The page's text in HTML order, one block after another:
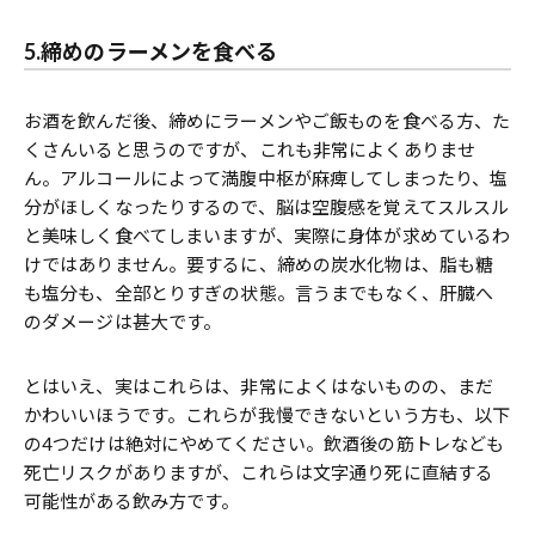
5.締めのラーメンを食べる
お酒を飲んだ後、締めにラーメンやご飯ものを食べる方、た
くさんいると思うのですが、これも非常によくありませ
ん。アルコールによって満腹中枢が麻痺してしまったり、塩
分がほしくなったりするので、脳は空腹感を覚えてスルスル
と美味しく食べてしまいますが、実際に身体が求めているわ
けではありません。要するに、締めの炭水化物は、脂も糖
も塩分も、全部とりすぎの状態。言うまでもなく、肝臓へ
のダメージは甚大です。
とはいえ、実はこれらは、非常によくはないものの、まだ
かわいいほうです。これらが我慢できないという方も、以下
の4つだけは絶対にやめてください。飲酒後の筋トレなども
死亡リスクがありますが、これらは文字通り死に直結する
可能性がある飲み方です。